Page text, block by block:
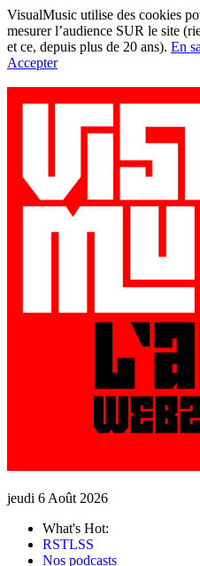
VisualMusic utilise des cookies
mesurer l’audience SUR le site
et ce, depuis plus de 20 ans). En
Accepter
jeudi 6 Août 2026
What's Hot:
RSTLSS
Nos podcasts